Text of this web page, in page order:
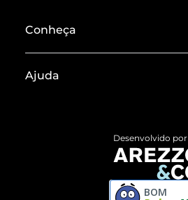
Conheça
Termos de Uso
ZZ MALL é confiável
Ajuda
Devolução do Produto
Compre pelo WhatsApp
Desenvolvido por
BOM